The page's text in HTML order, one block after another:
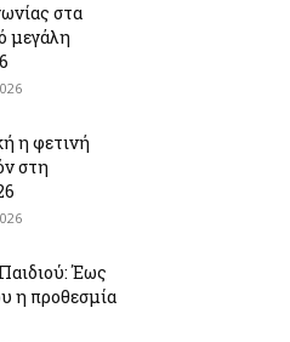
στα
μεγάλη
η φετινή
στη
Έως
η προθεσμία